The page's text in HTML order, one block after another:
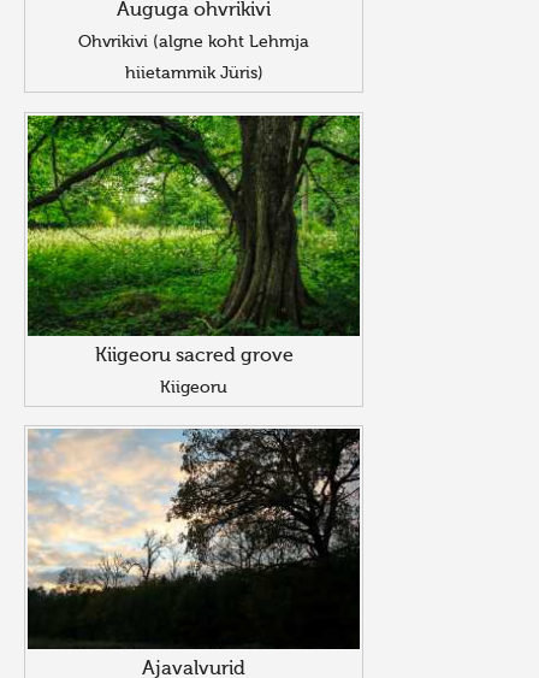
Auguga ohvrikivi
Ohvrikivi (algne koht Lehmja
hiietammik Jüris)
Kiigeoru sacred grove
Kiigeoru
Ajavalvurid